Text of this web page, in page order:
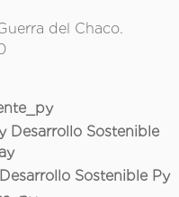
del Chaco.
Sostenible
Sostenible Py